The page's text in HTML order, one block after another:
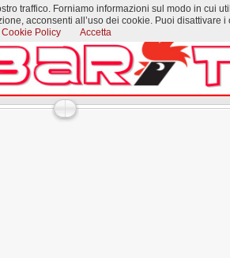
traffico. Forniamo informazioni sul modo in cui
acconsenti all’uso dei cookie. Puoi
Cookie Policy
Accetta